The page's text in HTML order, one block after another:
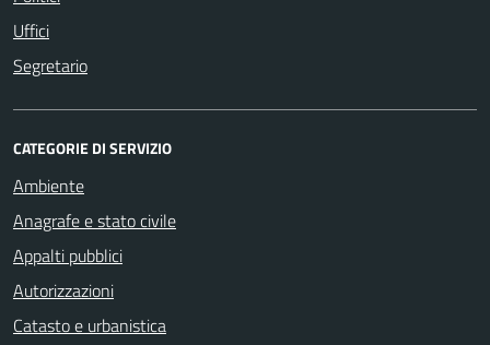
Uffici
Segretario
CATEGORIE DI SERVIZIO
Ambiente
Anagrafe e stato civile
Appalti pubblici
Autorizzazioni
Catasto e urbanistica